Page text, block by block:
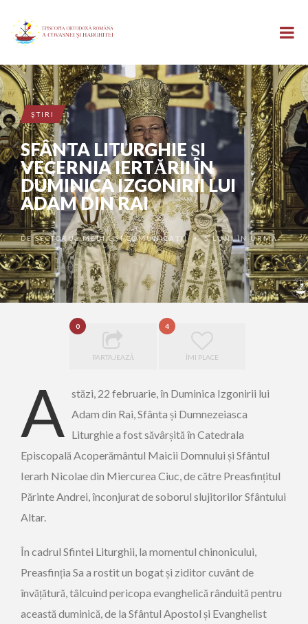
ŞTIRI
SFÂNTA LITURGHIE ȘI
VECERNIA IERTĂRII ÎN
DUMINICA IZGONIRII LUI
ADAM DIN RAI
DESECTORUL MEDIA ȘI COMUNICAȚII •5 LUNI ÎN URMĂ
0
PARTAJEAZĂ
4
ÎMI PLACE
A stăzi, 22 februarie, în Duminica Izgonirii lui
Adam din Rai, Sfânta și Dumnezeiasca
Liturghie a fost săvârșită în Catedrala
Episcopală Acoperământul Maicii Domnului și Sfântul
Ierarh Nicolae din Miercurea Ciuc, de către Preasfințitul
Părinte Andrei, înconjurat de soborul slujitorilor Sfântului
Altar.
În cadrul Sfintei Liturghii, la momentul chinonicului,
Preasfinția Sa a rostit un bogat și ziditor cuvânt de
învățătură, tâlcuind pericopa evanghelică rânduită pentru
această duminică, de la Sfântul Apostol și Evanghelist